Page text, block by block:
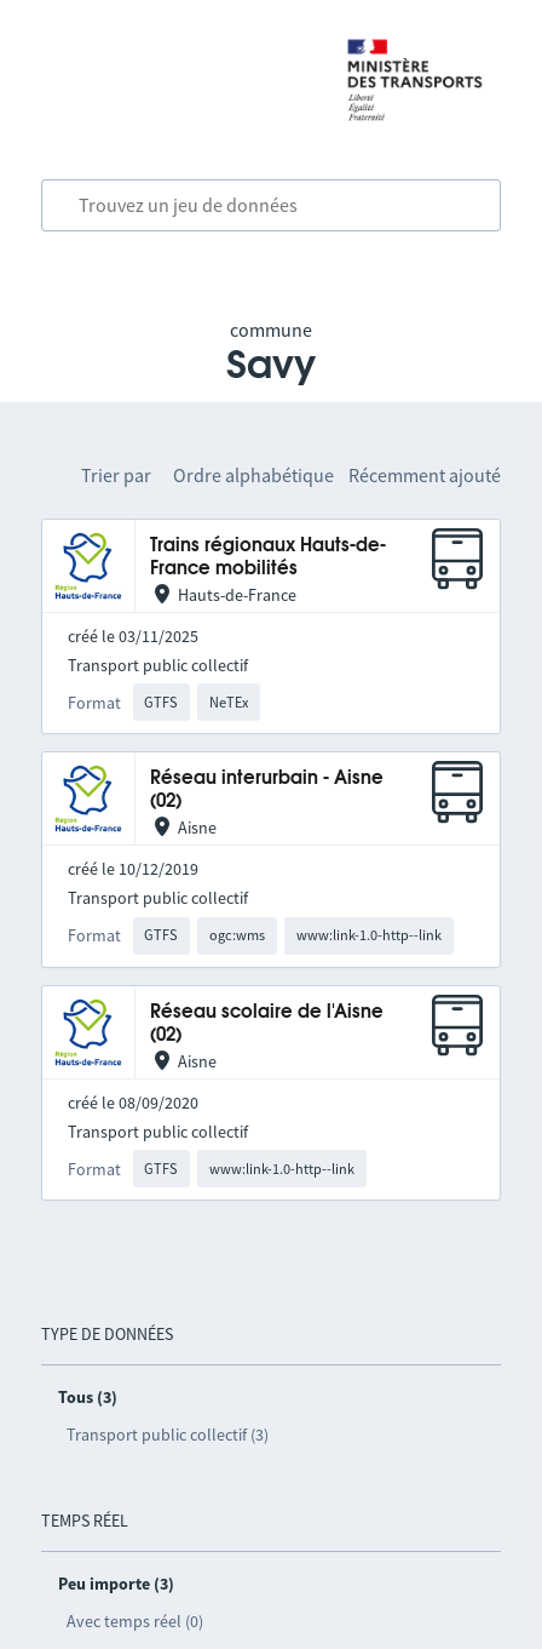
commune
Savy
TYPE DE DONNÉES
Tous (3)
Transport public collectif (3)
TEMPS RÉEL
Peu importe (3)
Avec temps réel (0)
Trier par Ordre alphabétique Récemment ajouté
Trains régionaux Hauts-de-
France mobilités
Hauts-de-France
créé le 03/11/2025
Format GTFS NeTEx
Transport public collectif
Réseau interurbain - Aisne
(02)
Aisne
créé le 10/12/2019
Format GTFS ogc:wms www:link-1.0-http--link
Transport public collectif
Réseau scolaire de l'Aisne
(02)
Aisne
créé le 08/09/2020
Format GTFS www:link-1.0-http--link
Transport public collectif